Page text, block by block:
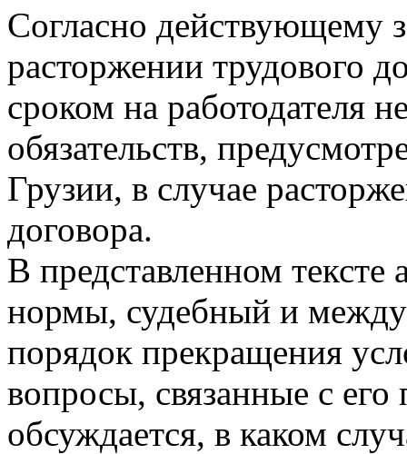
Согласно действующему
расторжении трудового
сроком на работодателя
обязательств,
Грузии, в случае
договора.
В представленном
нормы, судебный и
порядок прекращения
вопросы, связанные с
обсуждается, в каком